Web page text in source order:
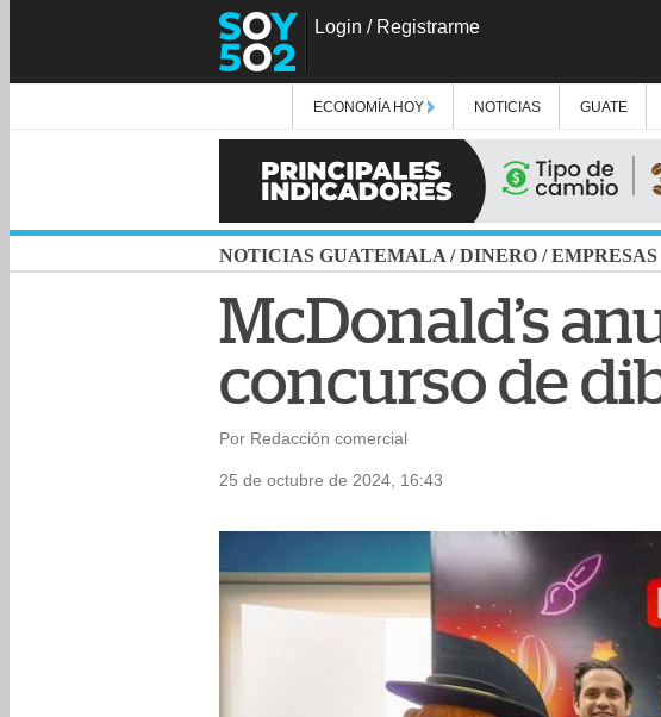
Login / Registrarme
ECONOMÍA HOY NOTICIAS GUATE
NOTICIAS GUATEMALA /DINERO /EMPRESAS
McDonald’s
concurso de
Por Redacción comercial
25 de octubre de 2024, 16:43